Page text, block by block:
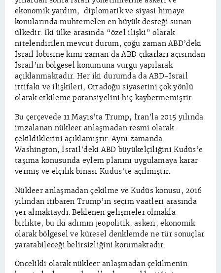
ekonomik yardım, diplomatik ve siyasi himaye
konularında muhtemelen en büyük desteği sunan
ülkedir. İki ülke arasında “özel ilişki” olarak
nitelendirilen mevcut durum, çoğu zaman ABD’deki
İsrail lobisine kimi zaman da ABD çıkarları açısından
İsrail’in bölgesel konumuna vurgu yapılarak
açıklanmaktadır. Her iki durumda da ABD-İsrail
ittifakı ve ilişkileri, Ortadoğu siyasetini çok yönlü
olarak etkileme potansiyelini hiç kaybetmemiştir.
Bu çerçevede 11 Mayıs’ta Trump, İran’la 2015 yılında
imzalanan nükleer anlaşmadan resmi olarak
çekildiklerini açıklamıştır. Aynı zamanda
Washington, İsrail’deki ABD büyükelçiliğini Kudüs’e
taşıma konusunda eylem planını uygulamaya karar
vermiş ve elçilik binası Kudüs’te açılmıştır.
Nükleer anlaşmadan çekilme ve Kudüs konusu, 2016
yılından itibaren Trump’ın seçim vaatleri arasında
yer almaktaydı. Beklenen gelişmeler olmakla
birlikte, bu iki adımın jeopolitik, askeri, ekonomik
olarak bölgesel ve küresel denklemde ne tür sonuçlar
yaratabileceği belirsizliğini korumaktadır.
Öncelikli olarak nükleer anlaşmadan çekilmenin